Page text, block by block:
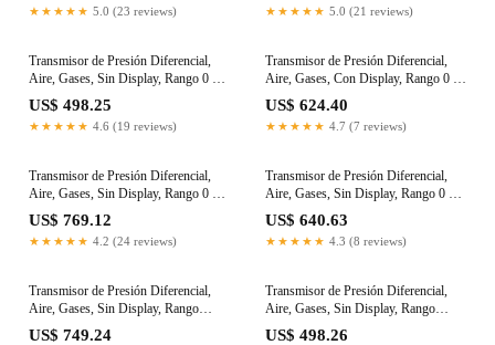
★★★★★ 5.0 (23 reviews) ★★★★★ 5.0 (21 reviews)
Transmisor de Presión Diferencial,
Aire, Gases, Sin Display, Rango 0 a
1200Pa, Salida 0-5Vdc
US$ 498.25
★★★★★ 4.6 (19 reviews)
Transmisor de Presión Diferencial,
Aire, Gases, Con Display, Rango 0 a
1000Pa, Salida 0-5Vdc
US$ 624.40
★★★★★ 4.7 (7 reviews)
Transmisor de Presión Diferencial,
Aire, Gases, Sin Display, Rango 0 a
1200Pa, Salida 0-5Vdc
US$ 769.12
★★★★★ 4.2 (24 reviews)
Transmisor de Presión Diferencial,
Aire, Gases, Sin Display, Rango 0 a
1200Pa, Salida 0-5Vdc
US$ 640.63
★★★★★ 4.3 (8 reviews)
Transmisor de Presión Diferencial,
Aire, Gases, Sin Display, Rango
+/-12000Pa, Salida 0-5Vdc
US$ 749.24
Transmisor de Presión Diferencial,
Aire, Gases, Sin Display, Rango
+/-12000Pa,
US$ 498.26